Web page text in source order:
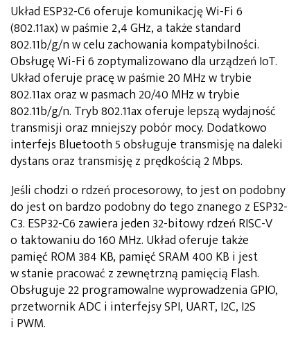
Układ ESP32-C6 oferuje komunikację Wi-Fi 6
(802.11ax) w paśmie 2,4 GHz, a także standard
802.11b/g/n w celu zachowania kompatybilności.
Obsługę Wi-Fi 6 zoptymalizowano dla urządzeń IoT.
Układ oferuje pracę w paśmie 20 MHz w trybie
802.11ax oraz w pasmach 20/40 MHz w trybie
802.11b/g/n. Tryb 802.11ax oferuje lepszą wydajność
transmisji oraz mniejszy pobór mocy. Dodatkowo
interfejs Bluetooth 5 obsługuje transmisję na daleki
dystans oraz transmisję z prędkością 2 Mbps.
Jeśli chodzi o rdzeń procesorowy, to jest on podobny
do jest on bardzo podobny do tego znanego z ESP32-
C3. ESP32-C6 zawiera jeden 32-bitowy rdzeń RISC-V
o taktowaniu do 160 MHz. Układ oferuje także
pamięć ROM 384 KB, pamięć SRAM 400 KB i jest
w stanie pracować z zewnętrzną pamięcią Flash.
Obsługuje 22 programowalne wyprowadzenia GPIO,
przetwornik ADC i interfejsy SPI, UART, I2C, I2S
i PWM.